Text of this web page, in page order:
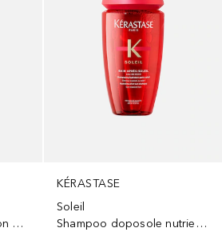
Olio capelli nutriente con protezione solare
KÉRASTASE
Soleil
Shampoo doposole nutriente